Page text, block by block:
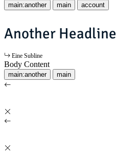
main:another main account
Another Headline
Eine Subline
Body Content
main:another main